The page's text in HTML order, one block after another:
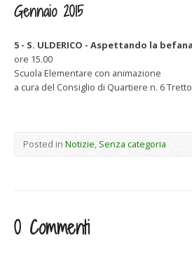
Gennaio 2015
5 - S. ULDERICO - Aspettando la befana
ore 15.00
Scuola Elementare con animazione
a cura del Consiglio di Quartiere n. 6 Tretto
Posted in Notizie, Senza categoria
0 Commenti